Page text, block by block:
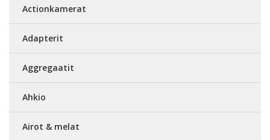
Actionkamerat
Adapterit
Aggregaatit
Ahkio
Airot & melat